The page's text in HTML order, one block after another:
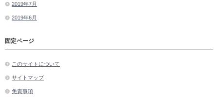
2019年7月
2019年6月
固定ページ
このサイトについて
サイトマップ
免責事項